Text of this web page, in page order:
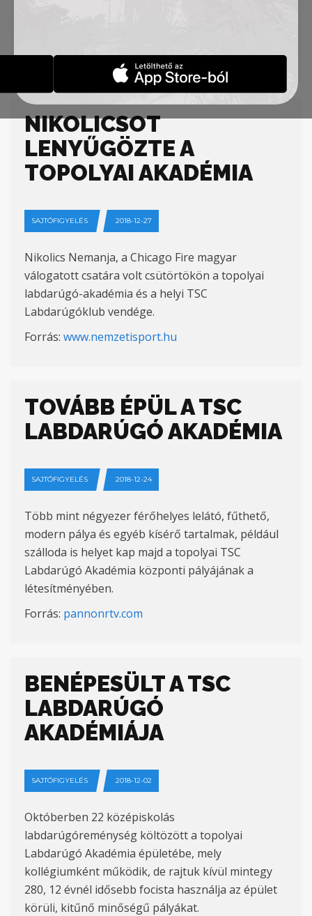
Forrás:pannonrtv.com
NIKOLICSOT
LENYŰGÖZTE A
TOPOLYAI AKADÉMIA
SAJTÓFIGYELÉS 2018-12-27
Nikolics Nemanja, a Chicago Fire magyar
válogatott csatára volt csütörtökön a topolyai
labdarúgó-akadémia és a helyi TSC
Labdarúgóklub vendége.
Forrás: www.nemzetisport.hu
TOVÁBB ÉPÜL A TSC
LABDARÚGÓ AKADÉMIA
SAJTÓFIGYELÉS 2018-12-24
Több mint négyezer férőhelyes lelátó, fűthető,
modern pálya és egyéb kísérő tartalmak, például
szálloda is helyet kap majd a topolyai TSC
Labdarúgó Akadémia központi pályájának a
létesítményében.
Forrás: pannonrtv.com
BENÉPESÜLT A TSC
LABDARÚGÓ
AKADÉMIÁJA
SAJTÓFIGYELÉS 2018-12-02
Októberben 22 középiskolás
labdarúgóreménység költözött a topolyai
Labdarúgó Akadémia épületébe, mely
kollégiumként működik, de rajtuk kívül mintegy
280, 12 évnél idősebb focista használja az épület
körüli, kitűnő minőségű pályákat.